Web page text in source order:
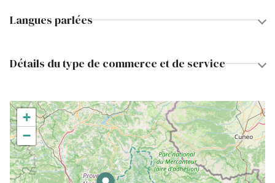
Langues parlées
Détails du type de commerce et de service
+
−